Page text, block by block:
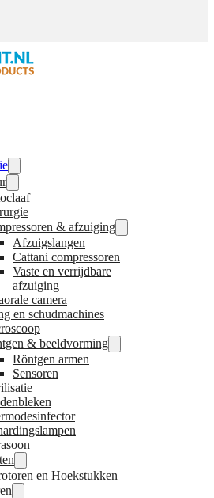
& afzuiging
Afzuigslangen
Cattani compressoren
Vaste en verrijdbare
afzuiging
camera
en schudmachines
& beeldvorming
Röntgen armen
Sensoren
en Hoekstukken